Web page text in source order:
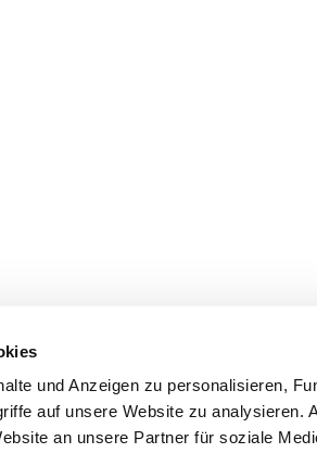
und Anzeigen zu personalisieren,
auf unsere Website zu analysieren.
an unsere Partner für soziale